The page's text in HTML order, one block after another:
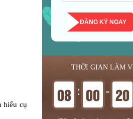
hiểu cụ
ĐĂNG KÝ NGAY
THỜI GIAN LÀM
08 : 00 - 20